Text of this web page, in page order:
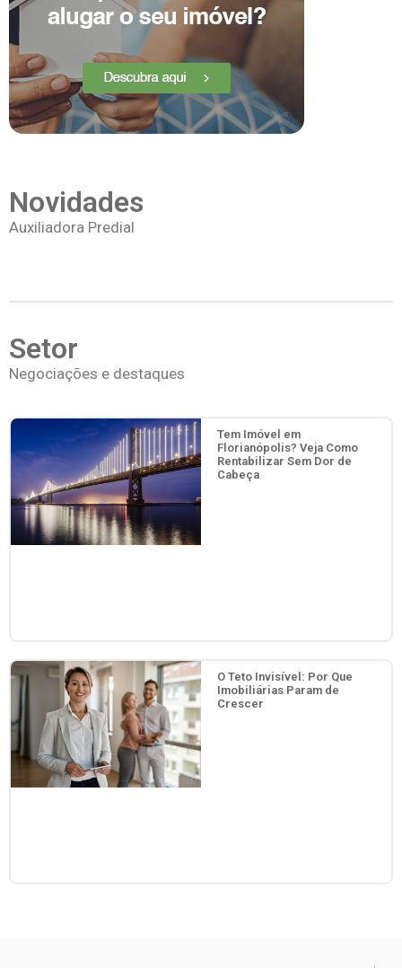
Novidades
Auxiliadora Predial
Setor
Negociações e destaques
Tem Imóvel em
Florianópolis? Veja Como
Rentabilizar Sem Dor de
Cabeça
O Teto Invisível: Por Que
Imobiliárias Param de
Crescer